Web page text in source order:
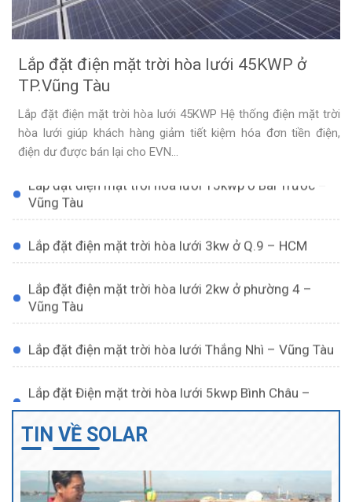
Lắp đặt điện mặt trời hòa lưới 45KWP ở
TP.Vũng Tàu
Lắp đặt điện mặt trời hòa lưới 45KWP Hệ thống điện mặt trời
hòa lưới giúp khách hàng giảm tiết kiệm hóa đơn tiền điện,
điện dư được bán lại cho EVN...
Lắp đặt điện mặt trời hòa lưới 2kw ở Rạch Dừa –
Vũng Tàu
Lắp đặt Điện mặt trời 2.7kw ở Vũng Tàu
Lắp đặt điện mặt trời hòa lưới 40KWP
Vũng Tàu
Vũng Tàu
Xuyên Mộc
Lắp điện mặt trời trên mái nhà xưởng
Lắp đặt điện mặt trời hòa lưới 5kw ở P.9 – Vũng Tàu
TIN VỀ SOLAR
Tiềm năng áp dụng điện mặt trời ở Vũng Tàu
Tiềm năng áp dụng điện mặt trời ở Vũng Tàu Là một trong những
quốc...
Điên mặt trời cho tàu cá, tàu du lịch
Sử dụng điện mặt trời cho tàu cá, tàu du lịch Hệ thống điện mặt...